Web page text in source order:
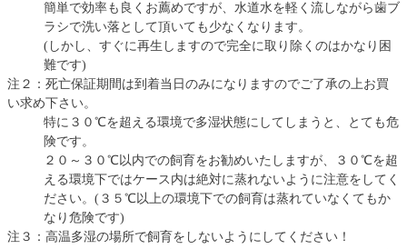
簡単で効率も良くお薦めですが、水道水を軽く流しながら歯ブ
ラシで洗い落として頂いても少なくなります。
(しかし、すぐに再生しますので完全に取り除くのはかなり困
難です)
注２：死亡保証期間は到着当日のみになりますのでご了承の上お買
い求め下さい。
特に３０℃を超える環境で多湿状態にしてしまうと、とても危
険です。
２０～３０℃以内での飼育をお勧めいたしますが、３０℃を超
える環境下ではケース内は絶対に蒸れないように注意をしてく
ださい。(３５℃以上の環境下での飼育は蒸れていなくてもか
なり危険です)
注３：高温多湿の場所で飼育をしないようにしてください！